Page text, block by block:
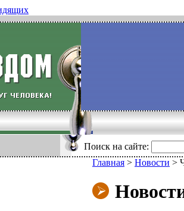
Поиск на сайте:
Главная > Новости >